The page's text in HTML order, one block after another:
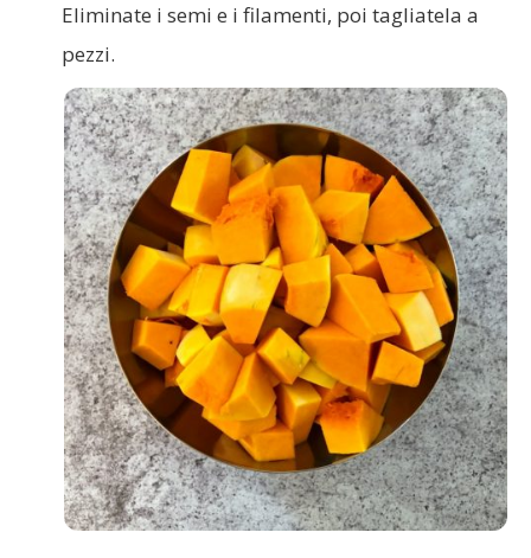
Eliminate i semi e i filamenti, poi tagliatela a
pezzi.